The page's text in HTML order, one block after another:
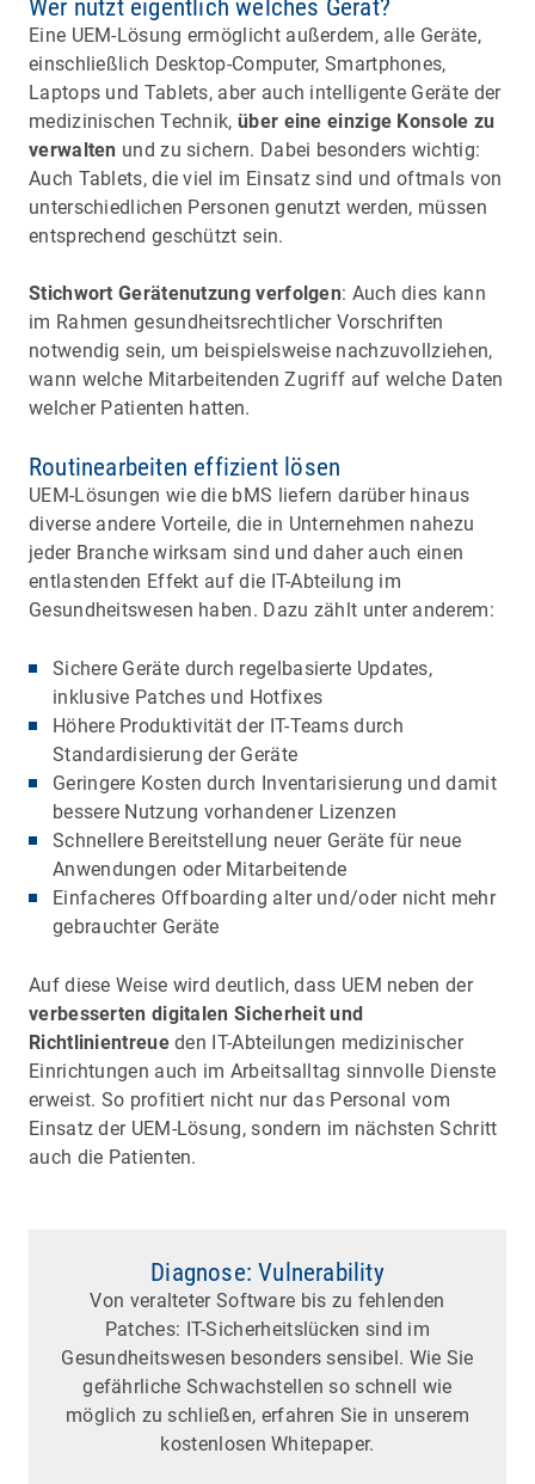
Wer nutzt eigentlich welches Gerät?
Eine UEM-Lösung ermöglicht außerdem, alle Geräte,
einschließlich Desktop-Computer, Smartphones,
Laptops und Tablets, aber auch intelligente Geräte der
medizinischen Technik, über eine einzige Konsole zu
verwalten und zu sichern. Dabei besonders wichtig:
Auch Tablets, die viel im Einsatz sind und oftmals von
unterschiedlichen Personen genutzt werden, müssen
entsprechend geschützt sein.
Stichwort Gerätenutzung verfolgen: Auch dies kann
im Rahmen gesundheitsrechtlicher Vorschriften
notwendig sein, um beispielsweise nachzuvollziehen,
wann welche Mitarbeitenden Zugriff auf welche Daten
welcher Patienten hatten.
Routinearbeiten effizient lösen
UEM-Lösungen wie die bMS liefern darüber hinaus
diverse andere Vorteile, die in Unternehmen nahezu
jeder Branche wirksam sind und daher auch einen
entlastenden Effekt auf die IT-Abteilung im
Gesundheitswesen haben. Dazu zählt unter anderem:
Sichere Geräte durch regelbasierte Updates,
inklusive Patches und Hotfixes
Höhere Produktivität der IT-Teams durch
Standardisierung der Geräte
Geringere Kosten durch Inventarisierung und damit
bessere Nutzung vorhandener Lizenzen
Schnellere Bereitstellung neuer Geräte für neue
Anwendungen oder Mitarbeitende
Einfacheres Offboarding alter und/oder nicht mehr
gebrauchter Geräte
Auf diese Weise wird deutlich, dass UEM neben der
verbesserten digitalen Sicherheit und
Richtlinientreueden IT-Abteilungen medizinischer
Einrichtungen auch im Arbeitsalltag sinnvolle Dienste
erweist. So profitiert nicht nur das Personal vom
Einsatz der UEM-Lösung, sondern im nächsten Schritt
auch die Patienten.
Diagnose: Vulnerability
Von veralteter Software bis zu fehlenden
Patches: IT-Sicherheitslücken sind im
Gesundheitswesen besonders sensibel. Wie Sie
gefährliche Schwachstellen so schnell wie
möglich zu schließen, erfahren Sie in unserem
kostenlosen Whitepaper.